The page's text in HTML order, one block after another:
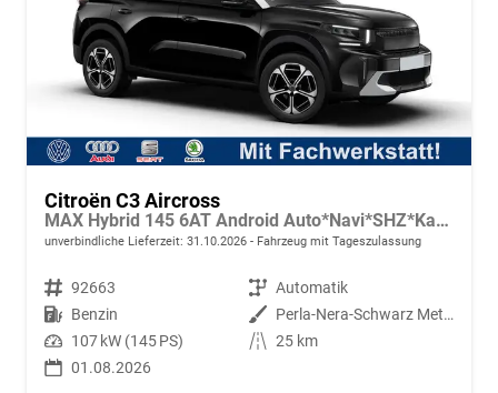
Citroën C3 Aircross
MAX Hybrid 145 6AT Android Auto*Navi*SHZ*Kamera*Totwinkel*Keyless*17"*Klimaauto
unverbindliche Lieferzeit: 31.10.2026 Fahrzeug mit Tageszulassung
Fahrzeugnr. 92663 Getriebe Automatik
Kraftstoff Benzin Außenfarbe
Perla-Nera-Schwarz Metallic mit weißem Dach
Leistung 107 kW (145 PS) Kilometerstand 25 km
01.08.2026